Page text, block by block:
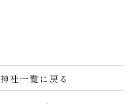
神社一覧に戻る